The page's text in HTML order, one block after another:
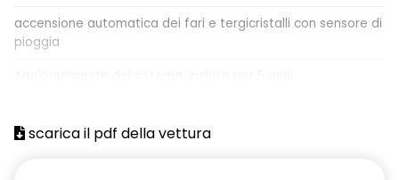
accensione automatica dei fari e tergicristalli con sensore di
pioggia
posteriori
scarica il pdf della vettura